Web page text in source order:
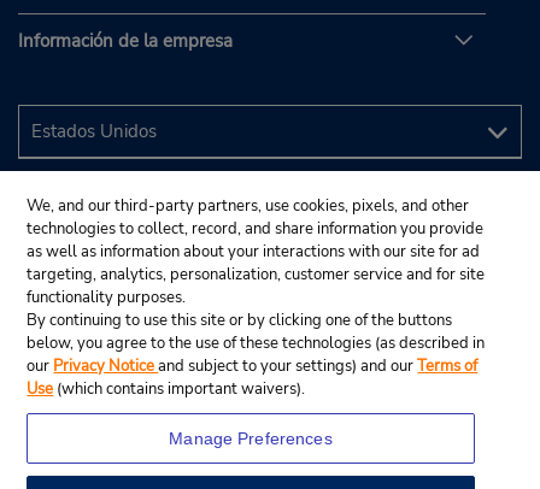
Información de la empresa
We, and our third-party partners, use cookies, pixels, and other
technologies to collect, record, and share information you provide
as well as information about your interactions with our site for ad
targeting, analytics, personalization, customer service and for site
functionality purposes.
By continuing to use this site or by clicking one of the buttons
below, you agree to the use of these technologies (as described in
our Privacy Noticeand subject to your settings) and ourTerms of
Use (which contains important waivers).
Manage Preferences